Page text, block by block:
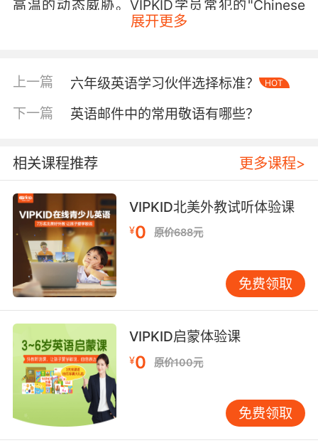
高温的动态威胁。VIPKID学员常犯的"Chinese
English"错误是将"防晒"直译为"anti-sunburn"，
式。
二、修辞手法的场景化植入
西方厨房文化意象，又传递封闭空间的窒息感。
VIPKID高级讲师Lisa在北美暑期课程中发现，学
生用"like walking through cotton candy"（如
同穿越棉花糖）形容燥热空气，这种通感修辞将
触觉转化为视觉记忆。
排比句式能强化情感递进。"The sun bakes, the
air chokes, the shadows flee"（烈日炙烤，空
气窒息，阴影遁逃）通过三组主谓结构，构建出
全方位的热浪压迫感。值得注意的是，英语忌讳
重复使用"hot"，此
时"sizzling""steaming""torching"等近义词轮换
使用，既能保持语言鲜活，又展现词汇量优势。
三、文化认知的差异化表达
展开更多
上一篇 六年级英语学习伙伴选择标准？ HOT
下一篇 英语邮件中的常用敬语有哪些？
相关课程推荐 更多课程>
VIPKID北美外教试听体验课
¥0 原价688元
免费领取
VIPKID启蒙体验课
¥0 原价100元
免费领取